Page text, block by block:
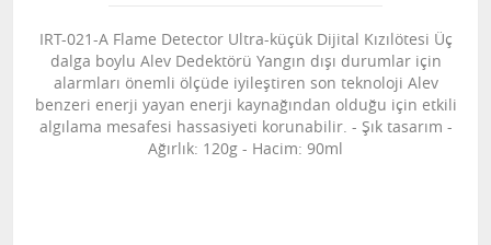
IRT-021-A Flame Detector Ultra-küçük Dijital Kızılötesi Üç
dalga boylu Alev Dedektörü Yangın dışı durumlar için
alarmları önemli ölçüde iyileştiren son teknoloji Alev
benzeri enerji yayan enerji kaynağından olduğu için etkili
algılama mesafesi hassasiyeti korunabilir. - Şık tasarım -
Ağırlık: 120g - Hacim: 90ml